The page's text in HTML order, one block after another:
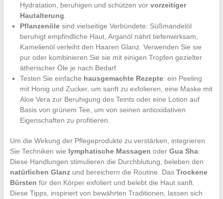
Hydratation, beruhigen und schützen vor vorzeitiger
Hautalterung
Pflanzenölesind vielseitige Verbündete: Süßmandelöl
beruhigt empfindliche Haut, Arganöl nährt tiefenwirksam,
Kamelienöl verleiht den Haaren Glanz. Verwenden Sie sie
pur oder kombinieren Sie sie mit einigen Tropfen gezielter
ätherischer Öle je nach Bedarf.
Testen Sie einfache hausgemachte Rezepte: ein Peeling
mit Honig und Zucker, um sanft zu exfolieren, eine Maske mit
Aloe Vera zur Beruhigung des Teints oder eine Lotion auf
Basis von grünem Tee, um von seinen antioxidativen
Eigenschaften zu profitieren.
Um die Wirkung der Pflegeprodukte zu verstärken, integrieren
Sie Techniken wie lymphatische Massagen oder Gua Sha:
Diese Handlungen stimulieren die Durchblutung, beleben den
natürlichen Glanzund bereichern die Routine. Das Trockene
Bürsten für den Körper exfoliert und belebt die Haut sanft.
Diese Tipps, inspiriert von bewährten Traditionen, lassen sich